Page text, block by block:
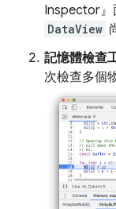
Inspector』
DataView
記憶體檢查
次檢查多個